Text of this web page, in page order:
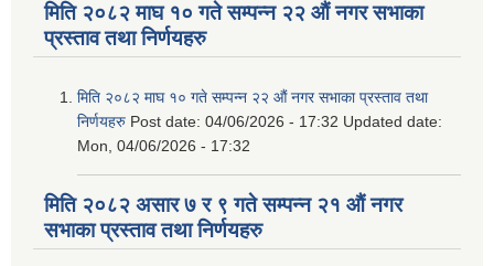
मिति २०८२ माघ १० गते सम्पन्न २२ औं नगर सभाका
प्रस्ताव तथा निर्णयहरु
मिति २०८२ माघ १० गते सम्पन्न २२ औं नगर सभाका प्रस्ताव तथा
निर्णयहरु Post date: 04/06/2026 - 17:32 Updated date:
Mon, 04/06/2026 - 17:32
मिति २०८२ असार ७ र ९ गते सम्पन्न २१ औं नगर
सभाका प्रस्ताव तथा निर्णयहरु